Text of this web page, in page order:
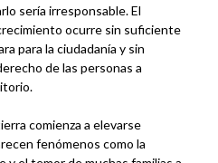
sería irresponsable. El
ocurre sin suficiente
para la ciudadanía y sin
de las personas a
comienza a elevarse
fenómenos como la